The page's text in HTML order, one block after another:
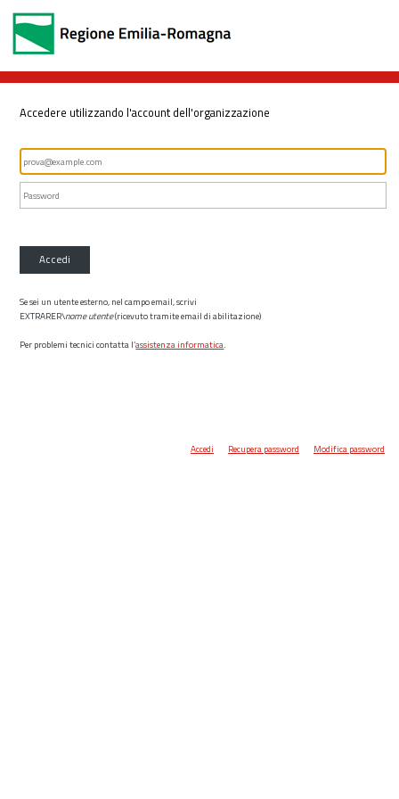
Accedere utilizzando l'account dell'organizzazione
Accedi
Se sei un utente esterno, nel campo email, scrivi
EXTRARER\nome utente(ricevuto tramite email di abilitazione)
Per problemi tecnici contatta l’assistenza informatica.
Accedi Recupera password Modifica password